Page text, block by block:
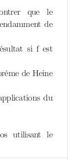
que le
de
si f est
de Heine
du
utilisant le